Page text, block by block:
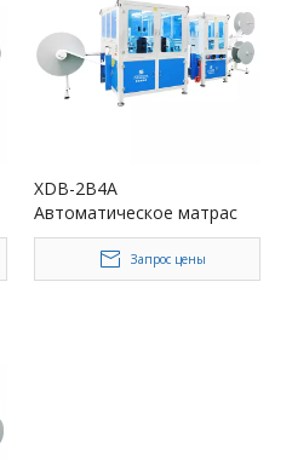
XDB-2B4A
Автоматическое матрас
боковой боковой строчки
Запрос цены